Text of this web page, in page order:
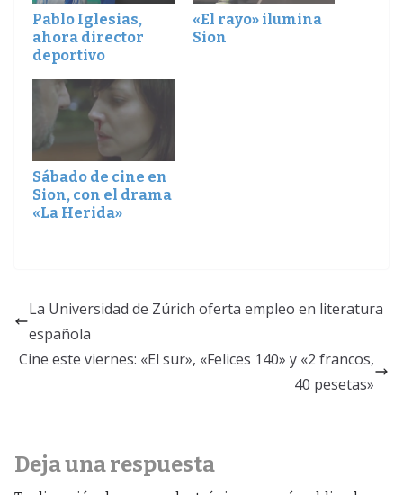
Pablo Iglesias,
ahora director
deportivo
«El rayo» ilumina
Sion
Sábado de cine en
Sion, con el drama
«La Herida»
La Universidad de Zúrich oferta empleo en literatura
española
Cine este viernes: «El sur», «Felices 140» y «2 francos,
40 pesetas»
Deja una respuesta